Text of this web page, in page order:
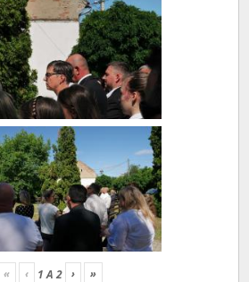
« ‹ 1A2 › »